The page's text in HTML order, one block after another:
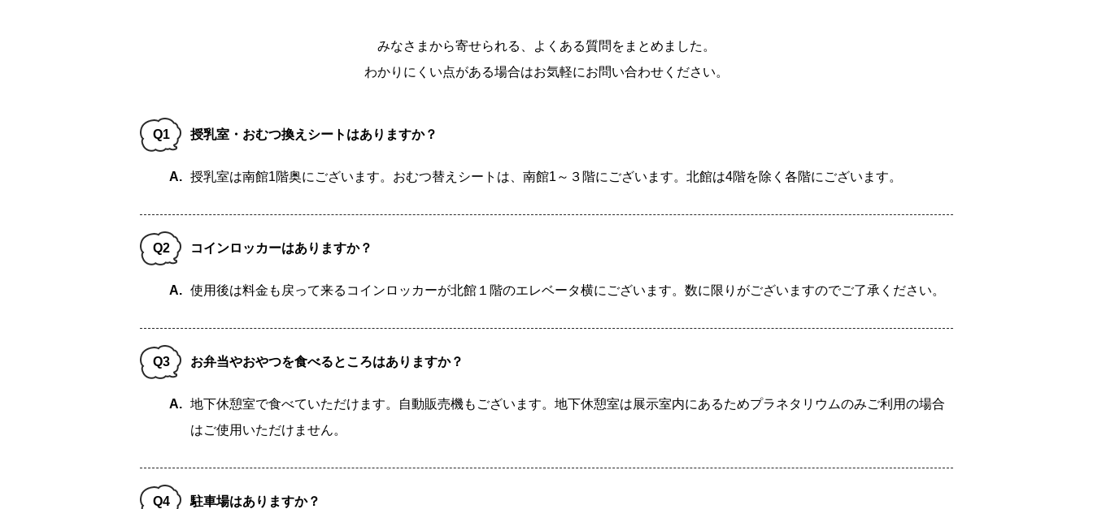
みなさまから寄せられる、よくある質問をまとめました。
わかりにくい点がある場合はお気軽にお問い合わせください。
Q1 授乳室・おむつ換えシートはありますか？
A. 授乳室は南館1階奥にございます。おむつ替えシートは、南館1～３階にございます。北館は4階を除く各階にございます。
Q2 コインロッカーはありますか？
A. 使用後は料金も戻って来るコインロッカーが北館１階のエレベータ横にございます。数に限りがございますのでご了承ください。
Q3 お弁当やおやつを食べるところはありますか？
A. 地下休憩室で食べていただけます。自動販売機もございます。地下休憩室は展示室内にあるためプラネタリウムのみご利用の場合
はご使用いただけません。
Q4 駐車場はありますか？